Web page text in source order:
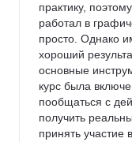
практику,
работал в
просто. Однако
хороший
основные
курс была
пообщаться с
получить
принять участие